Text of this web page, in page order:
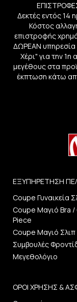
Δεκτές εντός 14
Κόστος
επιστροφής
ΔΩΡΕΑΝ υπηρεσία
Χέρι" για την 1η
μεγέθους στα
έκπτωση κάτω
ΕΞΥΠΗΡΕΤΗΣΗ
Coupe Γυναικεία
Coupe Μαγιό Bra /
Piece
Coupe Μαγιό Σλιπ
Συμβουλές
Μεγεθολόγιο
ΟΡΟΙ ΧΡΗΣΗΣ &